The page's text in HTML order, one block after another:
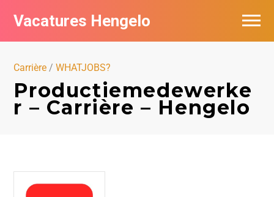
Vacatures Hengelo
Carrière /WHATJOBS?
Productiemedewerke
r – Carrière – Hengelo
Vacatures per bedrijf in Hengelo
Nieuwsbrief feed